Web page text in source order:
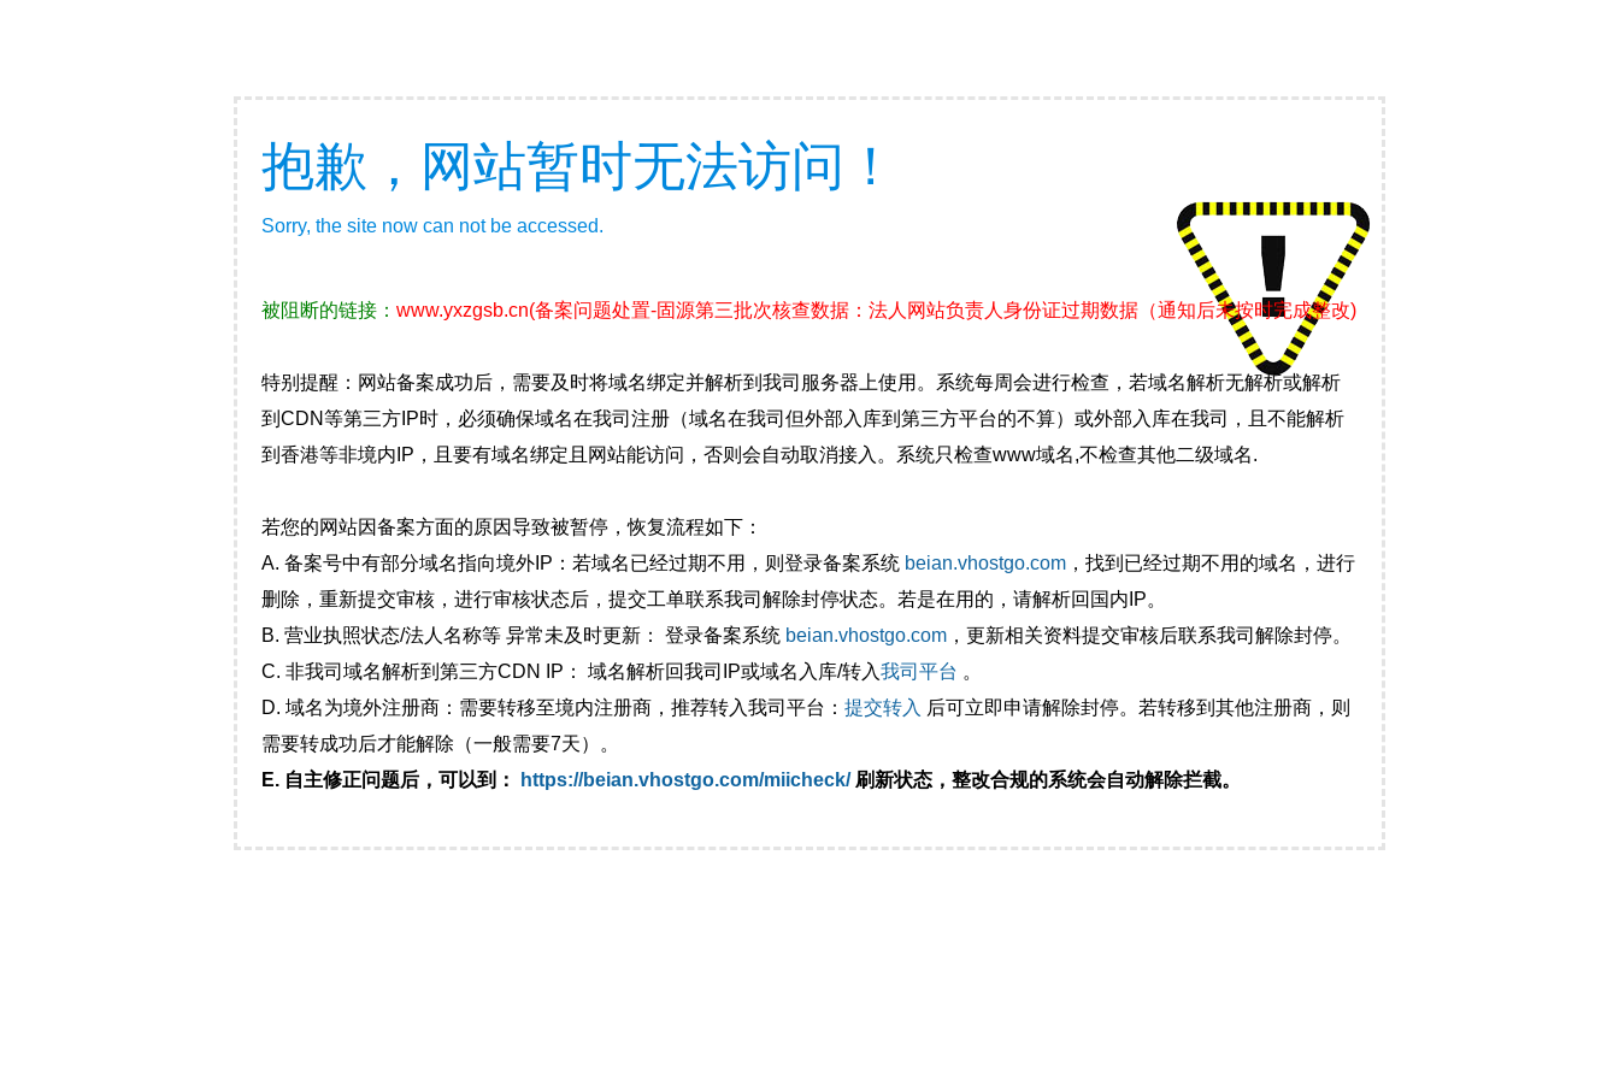
抱歉，网站暂时无法访问！
Sorry, the site now can not be accessed.
被阻断的链接： www.yxzgsb.cn(备案问题处置-固源第三批次核查数据：法人网站负责人身份证过期数据（通知后未按时完成整改)
特别提醒：网站备案成功后，需要及时将域名绑定并解析到我司服务器上使用。系统每周会进行检查，若域名解析无解析或解析
到CDN等第三方IP时，必须确保域名在我司注册（域名在我司但外部入库到第三方平台的不算）或外部入库在我司，且不能解析
到香港等非境内IP，且要有域名绑定且网站能访问，否则会自动取消接入。系统只检查www域名,不检查其他二级域名.
若您的网站因备案方面的原因导致被暂停，恢复流程如下：
A. 备案号中有部分域名指向境外IP：若域名已经过期不用，则登录备案系统 beian.vhostgo.com ，找到已经过期不用的域名，进行
删除，重新提交审核，进行审核状态后，提交工单联系我司解除封停状态。若是在用的，请解析回国内IP。
B. 营业执照状态/法人名称等 异常未及时更新： 登录备案系统 beian.vhostgo.com ，更新相关资料提交审核后联系我司解除封停。
C. 非我司域名解析到第三方CDN IP： 域名解析回我司IP或域名入库/转入我司平台 。
D. 域名为境外注册商：需要转移至境内注册商，推荐转入我司平台： 提交转入 后可立即申请解除封停。若转移到其他注册商，则
需要转成功后才能解除（一般需要7天）。
E. 自主修正问题后，可以到：
https://beian.vhostgo.com/miicheck/刷新状态，整改合规的系统会自动解除拦截。